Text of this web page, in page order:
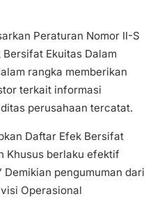
Peraturan Nomor II-S
Ekuitas Dalam
rangka memberikan
terkait informasi
perusahaan tercatat.
Daftar Efek Bersifat
Khusus berlaku efektif
Demikian pengumuman dari
Operasional